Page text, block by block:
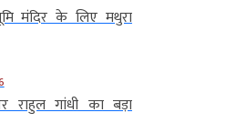
मंदिर के लिए मथुरा
राहुल गांधी का बड़ा